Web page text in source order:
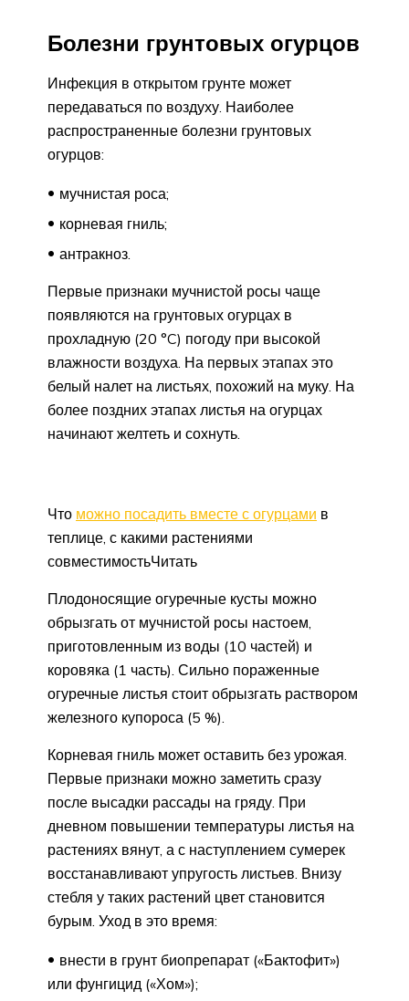
Болезни грунтовых огурцов
Инфекция в открытом грунте может
передаваться по воздуху. Наиболее
распространенные болезни грунтовых
огурцов:
мучнистая роса;
корневая гниль;
антракноз.
Первые признаки мучнистой росы чаще
появляются на грунтовых огурцах в
прохладную (20 °C) погоду при высокой
влажности воздуха. На первых этапах это
белый налет на листьях, похожий на муку. На
более поздних этапах листья на огурцах
начинают желтеть и сохнуть.
Что можно посадить вместе с огурцами в
теплице, с какими растениями
совместимостьЧитать
Плодоносящие огуречные кусты можно
обрызгать от мучнистой росы настоем,
приготовленным из воды (10 частей) и
коровяка (1 часть). Сильно пораженные
огуречные листья стоит обрызгать раствором
железного купороса (5 %).
Корневая гниль может оставить без урожая.
Первые признаки можно заметить сразу
после высадки рассады на гряду. При
дневном повышении температуры листья на
растениях вянут, а с наступлением сумерек
восстанавливают упругость листьев. Внизу
стебля у таких растений цвет становится
бурым. Уход в это время:
внести в грунт биопрепарат («Бактофит»)
или фунгицид («Хом»);